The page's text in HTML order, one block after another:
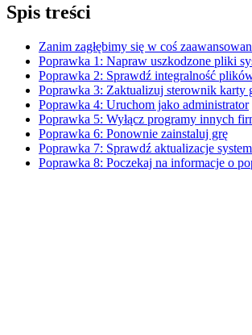
Spis treści
Zanim zagłębimy się w coś
Poprawka 1: Napraw uszkodzone pliki
Poprawka 2: Sprawdź integralność
Poprawka 3: Zaktualizuj sterownik karty
Poprawka 4: Uruchom jako administrator
Poprawka 5: Wyłącz programy innych
Poprawka 6: Ponownie zainstaluj grę
Poprawka 7: Sprawdź aktualizacje
Poprawka 8: Poczekaj na informacje o